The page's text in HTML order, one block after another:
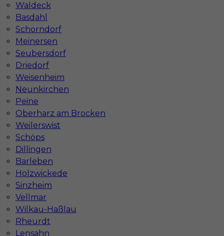
Waldeck
Basdahl
Schorndorf
Meinersen
Seubersdorf
Driedorf
Weisenheim
Neunkirchen
Peine
Oberharz am Brocken
Weilerswist
Schöps
Dillingen
Barleben
Holzwickede
Sinzheim
Vellmar
Wilkau-Haßlau
Rheurdt
Lensahn
Wymagane języki
Stawka 29 - 31 € / h
Pomocnik dekarza - praca za granicą
Kategoria Pracownicy fizyczni
Lokalizacja Niemcy
Wymagane języki
Stawka 22 - 24 € / h